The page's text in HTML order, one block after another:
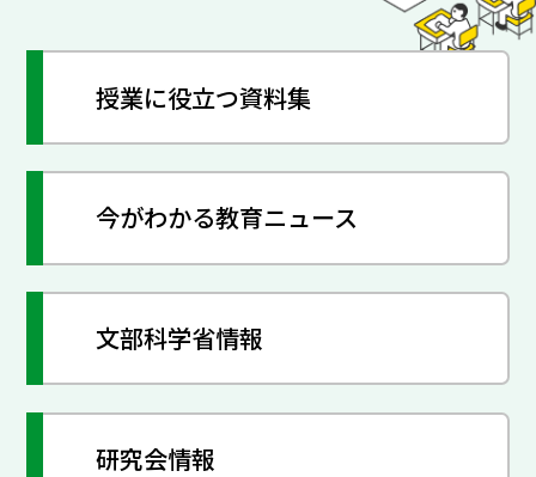
授業に役立つ資料集
今がわかる教育ニュース
文部科学省情報
研究会情報